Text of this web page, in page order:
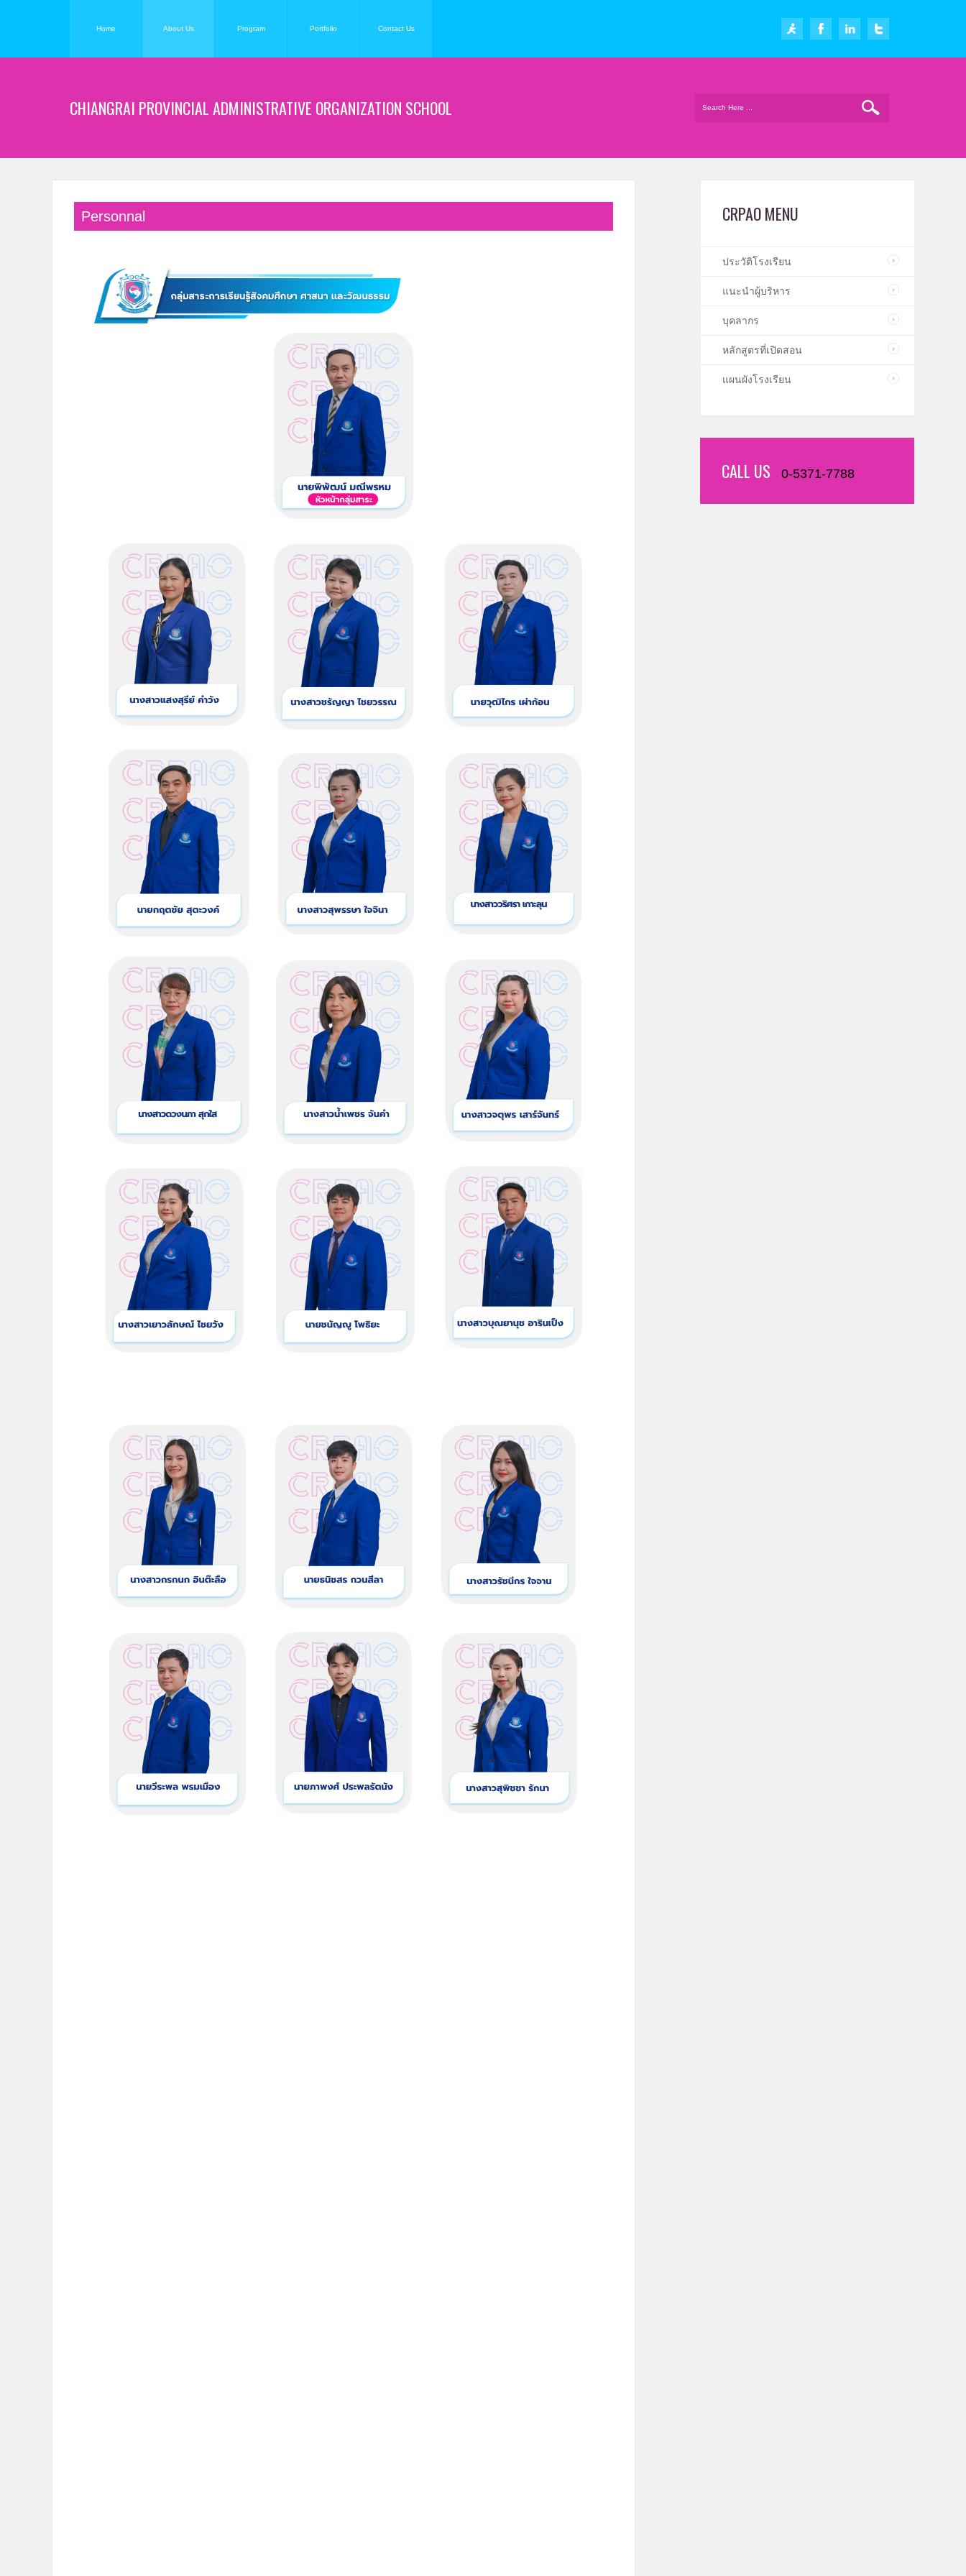
Home About Us Program Portfolio Contact Us
CHIANGRAI PROVINCIAL ADMINISTRATIVE ORGANIZATION SCHOOL
Personnal CRPAO MENU
ประวัติโรงเรียน
แนะนำผู้บริหาร
บุคลากร
หลักสูตรที่เปิดสอน
แผนผังโรงเรียน
CALL US 0-5371-7788